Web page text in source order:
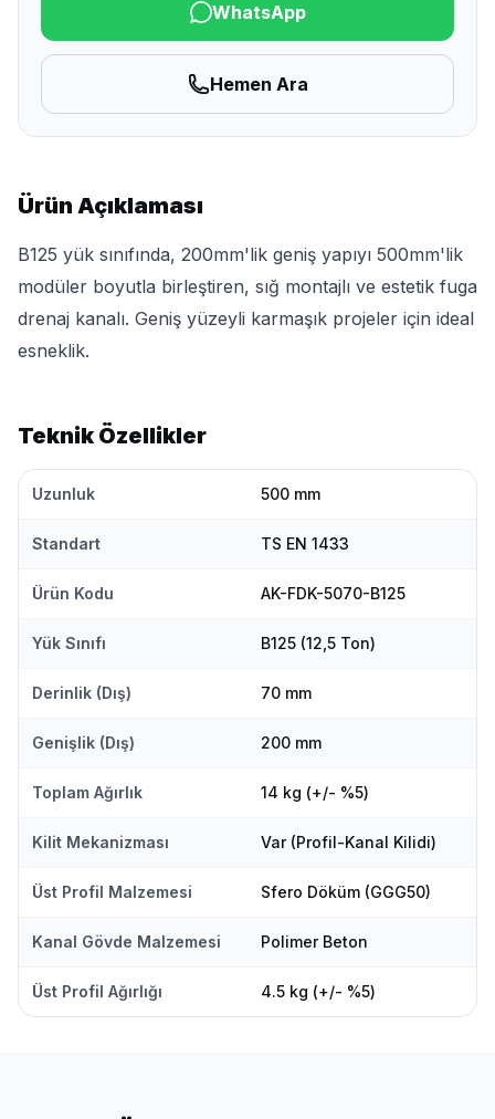
WhatsApp
Hemen Ara
Ürün Açıklaması
B125 yük sınıfında, 200mm'lik geniş yapıyı 500mm'lik
modüler boyutla birleştiren, sığ montajlı ve estetik fuga
drenaj kanalı. Geniş yüzeyli karmaşık projeler için ideal
esneklik.
Teknik Özellikler
Uzunluk 500 mm
Standart TS EN 1433
Ürün Kodu AK-FDK-5070-B125
Yük Sınıfı B125 (12,5 Ton)
Derinlik (Dış) 70 mm
Genişlik (Dış) 200 mm
Toplam Ağırlık 14 kg (+/- %5)
Kilit Mekanizması Var (Profil-Kanal Kilidi)
Üst Profil Malzemesi Sfero Döküm (GGG50)
Kanal Gövde Malzemesi Polimer Beton
Üst Profil Ağırlığı 4.5 kg (+/- %5)